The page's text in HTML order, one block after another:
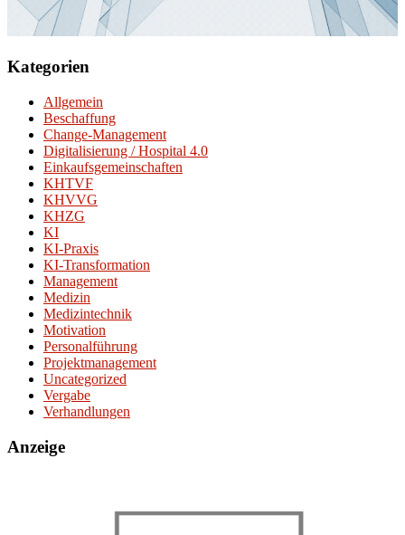
Kategorien
Allgemein
Beschaffung
Change-Management
Digitalisierung / Hospital 4.0
Einkaufsgemeinschaften
KHTVF
KHVVG
KHZG
KI
KI-Praxis
KI-Transformation
Management
Medizin
Medizintechnik
Motivation
Personalführung
Projektmanagement
Uncategorized
Vergabe
Verhandlungen
Anzeige